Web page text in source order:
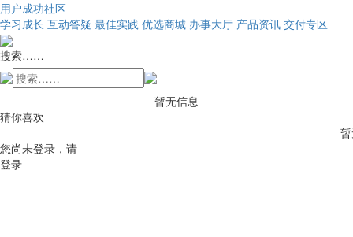
用户成功社区
学习成长 互动答疑 最佳实践 优选商城 办事大厅 产品资讯 交付专区
搜索……
暂无信息
猜你喜欢
您尚未登录，请
登录